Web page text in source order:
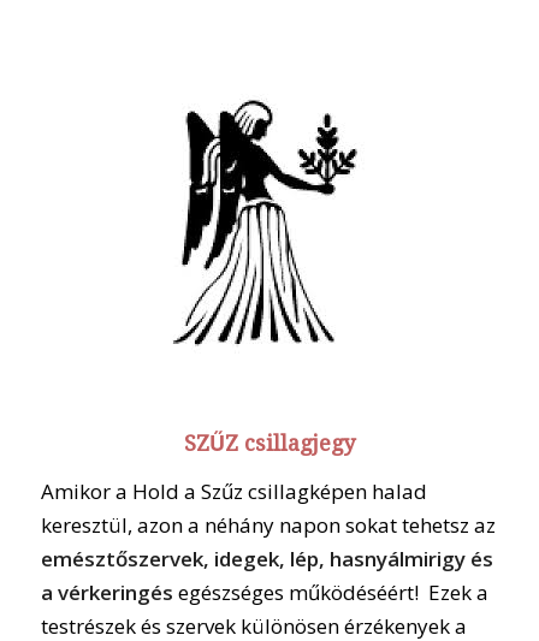
SZŰZ csillagjegy
Amikor a Hold a Szűz csillagképen halad
keresztül, azon a néhány napon sokat tehetsz az
emésztőszervek, idegek, lép, hasnyálmirigy és
a vérkeringés egészséges működéséért! Ezek a
testrészek és szervek különösen érzékenyek a